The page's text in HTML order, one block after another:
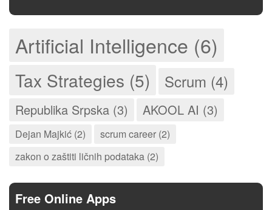
Artificial Intelligence (6)
Tax Strategies (5) Scrum (4)
Republika Srpska (3) AKOOL AI (3)
Dejan Majkić (2)
scrum career (2)
zakon o zaštiti ličnih podataka (2)
Free Online Apps